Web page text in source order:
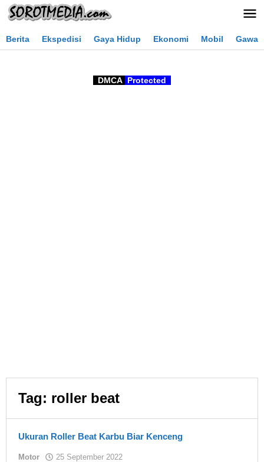
Lewati
ke
Berita
Ekspedisi Gaya Hidup Ekonomi Mobil Gawai
DMCA Protected
Tag: roller beat
Ukuran Roller Beat Karbu Biar Kenceng
Motor 25 September 2022